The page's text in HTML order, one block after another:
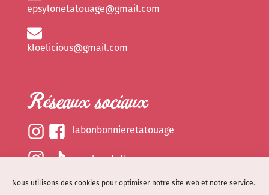
Nous utilisons des cookies pour optimiser notre site web et notre service.
epsylonetatouage@gmail.com
kloelicious@gmail.com
Réseaux sociaux
labonbonnieretatouage
epsylonetattoo
kloelicious_